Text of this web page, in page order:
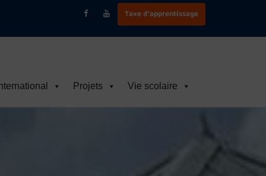
Taxe d'apprentissage
Projets Vie scolaire